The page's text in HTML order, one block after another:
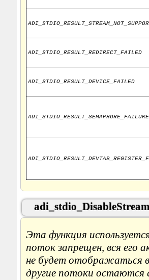
ADI_STDIO_RESULT_REDIRECT_FAILED
ADI_STDIO_RESULT_DEVICE_FAILED
ADI_STDIO_RESULT_SEMAPHORE_FAILURE
Эта функция
поток запрещен, вся его
не будет отображаться
другие потоки остаются